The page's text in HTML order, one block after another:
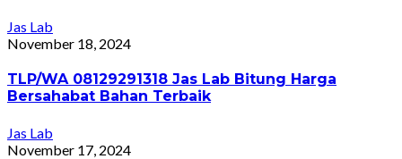
Jas Lab
November 18, 2024
TLP/WA 08129291318 Jas Lab Bitung Harga
Bersahabat Bahan Terbaik
Jas Lab
November 17, 2024